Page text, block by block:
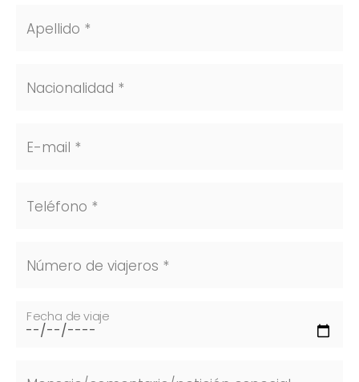
Apellido *
Nacionalidad *
E-mail *
Teléfono *
Número de viajeros *
Fecha de viaje